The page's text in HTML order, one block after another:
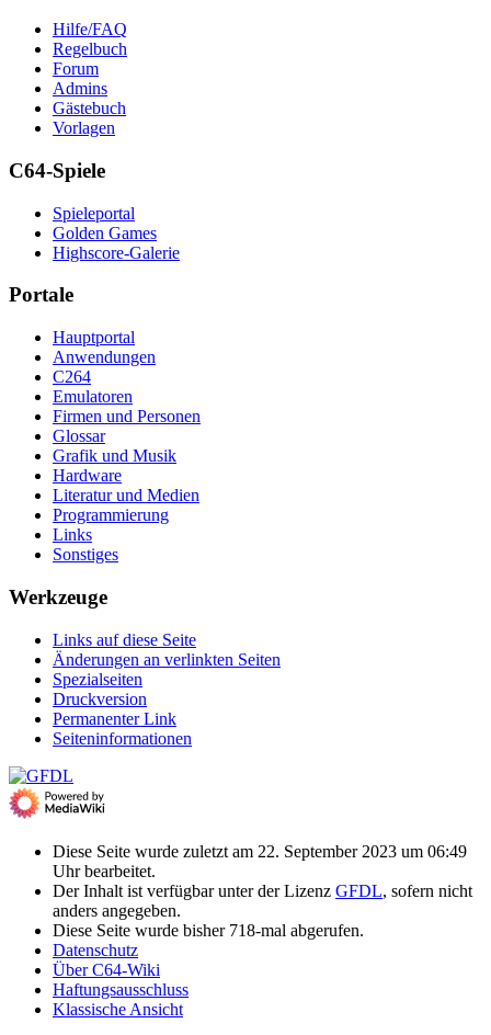
Hilfe/FAQ
Regelbuch
Forum
Admins
Gästebuch
Vorlagen
C64-Spiele
Spieleportal
Golden Games
Highscore-Galerie
Portale
Hauptportal
Anwendungen
C264
Emulatoren
Firmen und Personen
Glossar
Grafik und Musik
Hardware
Literatur und Medien
Programmierung
Links
Sonstiges
Werkzeuge
Links auf diese Seite
Änderungen an verlinkten Seiten
Spezialseiten
Druckversion
Permanenter Link
Seiten­­informationen
Diese Seite wurde zuletzt am 22. September 2023 um 06:49
Uhr bearbeitet.
Der Inhalt ist verfügbar unter der Lizenz GFDL, sofern nicht
anders angegeben.
Diese Seite wurde bisher 718-mal abgerufen.
Datenschutz
Über C64-Wiki
Haftungsausschluss
Klassische Ansicht